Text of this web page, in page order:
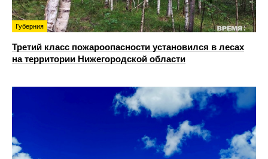
Губерния
Третий класс пожароопасности установился в лесах
на территории Нижегородской области